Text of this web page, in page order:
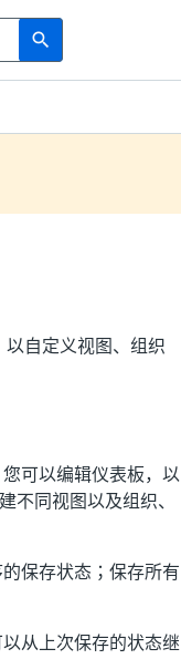
search
Search
自定义视图、组织
可以编辑仪表板，以
不同视图以及组织、
保存状态；保存所有
从上次保存的状态继